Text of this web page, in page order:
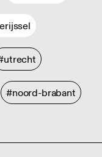
#noord-brabant